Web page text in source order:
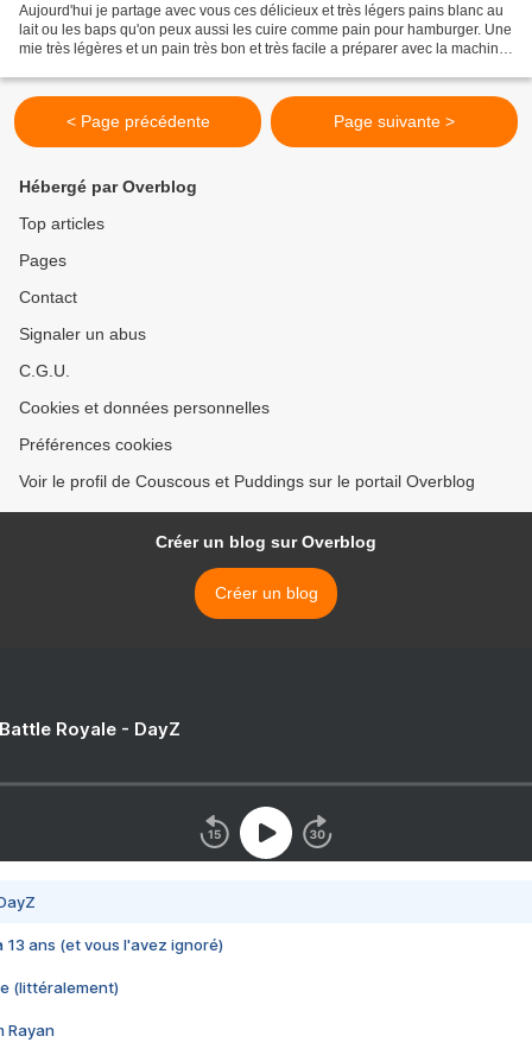
Aujourd'hui je partage avec vous ces délicieux et très légers pains blanc au
lait ou les baps qu'on peux aussi les cuire comme pain pour hamburger. Une
mie très légères et un pain très bon et très facile a préparer avec la machine
< Page précédente Page suivante >
Hébergé par Overblog
Top articles
Pages
Contact
Signaler un abus
C.G.U.
Cookies et données personnelles
Préférences cookies
Voir le profil de Couscous et Puddings sur le portail Overblog
Créer un blog sur Overblog
Créer un blog
Royale - DayZ
13 ans (et vous l'avez ignoré)
(littéralement)
Rayan